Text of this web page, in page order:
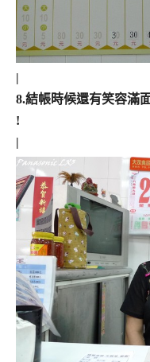
|
8.結帳時候還有笑容滿
!
|